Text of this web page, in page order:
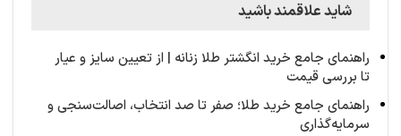
شاید علاقمند باشید
راهنمای جامع خرید انگشتر طلا زنانه | از تعیین سایز و عیار
تا بررسی قیمت
راهنمای جامع خرید طلا؛ صفر تا صد انتخاب، اصالت‌سنجی و
سرمایه‌گذاری